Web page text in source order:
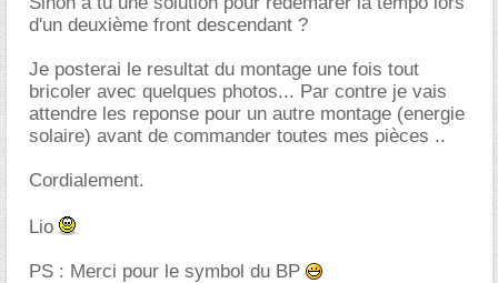
d'un deuxième front descendant ?
Je posterai le resultat du montage une fois tout
bricoler avec quelques photos... Par contre je vais
attendre les reponse pour un autre montage (energie
solaire) avant de commander toutes mes pièces ..
Cordialement.
Lio
PS : Merci pour le symbol du BP